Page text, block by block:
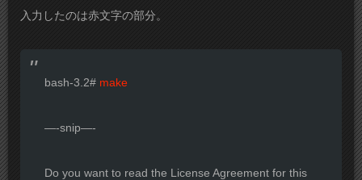
入力したのは赤文字の部分。
bash-3.2# make
—-snip—-
Do you want to read the License Agreement for this